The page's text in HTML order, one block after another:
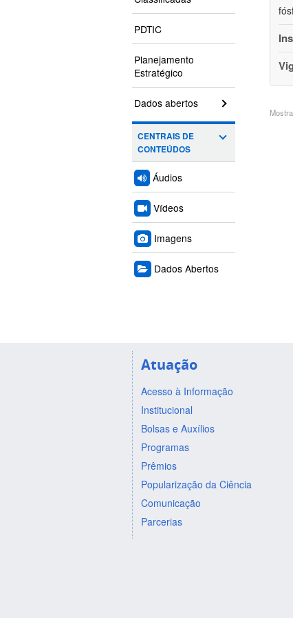
PDTIC
Planejamento
Estratégico
Dados abertos
CENTRAIS DE
CONTEÚDOS
Áudios
Vídeos
Imagens
Dados Abertos
Atuação
Acesso à Informação
Institucional
Bolsas e Auxílios
Programas
Prêmios
Popularização da Ciência
Comunicação
Parcerias